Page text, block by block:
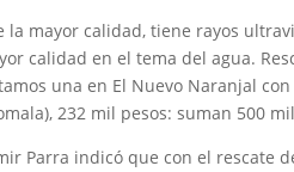
la mayor calidad, tiene rayos
calidad en el tema del agua.
una en El Nuevo Naranjal
232 mil pesos: suman 500
Parra indicó que con el rescate